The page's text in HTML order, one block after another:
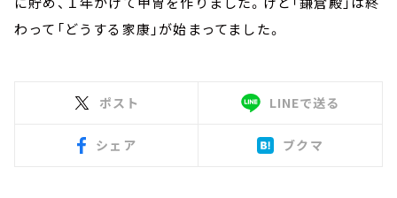
わって「どうする家康」が始まってました。
ポスト LINEで送る
シェア ブクマ